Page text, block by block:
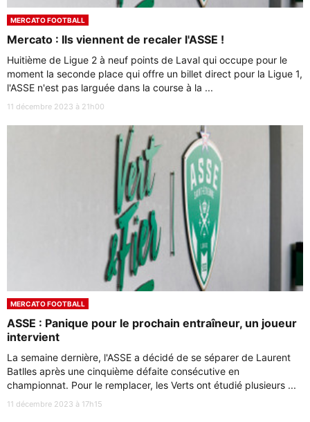
MERCATO FOOTBALL
Mercato : Ils viennent de recaler l'ASSE !
Huitième de Ligue 2 à neuf points de Laval qui occupe pour le
moment la seconde place qui offre un billet direct pour la Ligue 1,
l'ASSE n'est pas larguée dans la course à la ...
11 décembre 2023 à 21h00
MERCATO FOOTBALL
ASSE : Panique pour le prochain entraîneur, un joueur
intervient
La semaine dernière, l'ASSE a décidé de se séparer de Laurent
Batlles après une cinquième défaite consécutive en
championnat. Pour le remplacer, les Verts ont étudié plusieurs ...
11 décembre 2023 à 17h15